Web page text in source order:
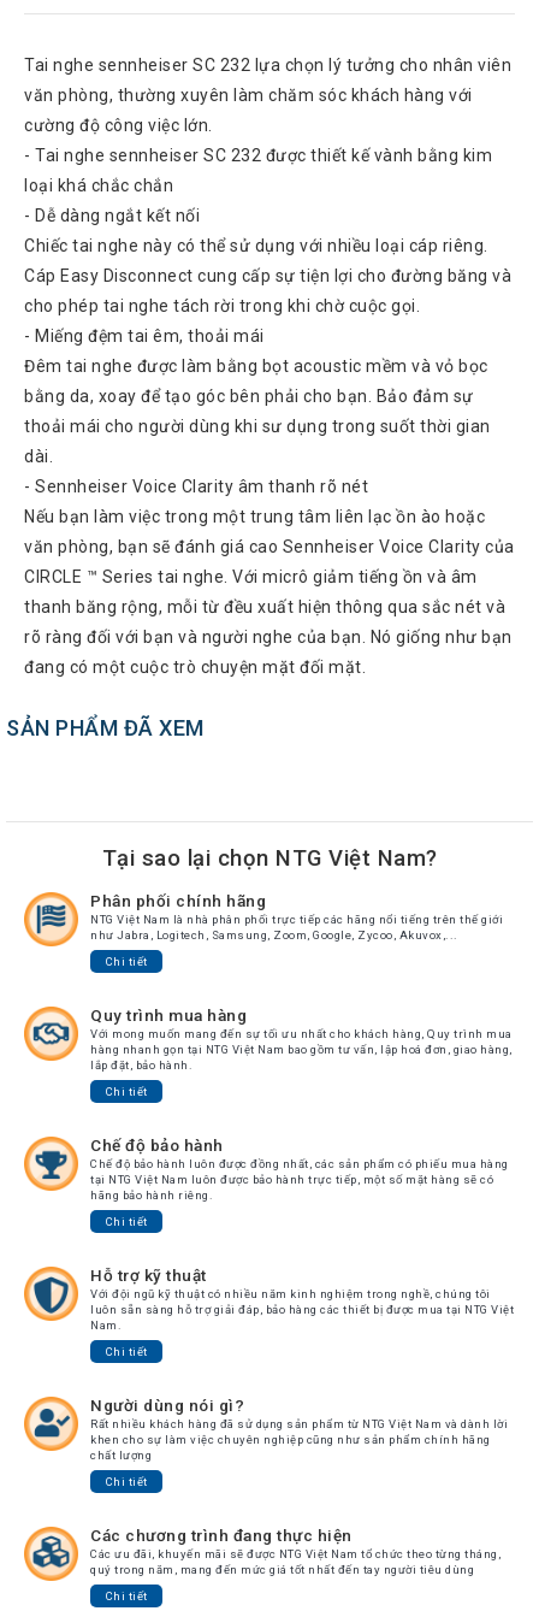
Rock
Dahua
Dinstar
Aver
Yeastar
Logitech
Plantronics
Headsets
Freemate
Headsets
Sennheiser
Headsets
Jabra
Phones
Sangoma
Polycom
AudioCodes
Grandstream
Góc
kỹ
thuật
Video
Đặt
Hàng
Thiệu
Sản
Phẩm
Chính
Sách
Tai nghe sennheiser SC 232 lựa chọn lý tưởng cho nhân viên
văn phòng, thường xuyên làm chăm sóc khách hàng với
cường độ công việc lớn.
- Tai nghe sennheiser SC 232 được thiết kế vành bằng kim
loại khá chắc chắn
- Dễ dàng ngắt kết nối
Chiếc tai nghe này có thể sử dụng với nhiều loại cáp riêng.
Cáp Easy Disconnect cung cấp sự tiện lợi cho đường băng và
cho phép tai nghe tách rời trong khi chờ cuộc gọi.
- Miếng đệm tai êm, thoải mái
Đêm tai nghe được làm bằng bọt acoustic mềm và vỏ bọc
bằng da, xoay để tạo góc bên phải cho bạn. Bảo đảm sự
thoải mái cho người dùng khi sư dụng trong suốt thời gian
dài.
- Sennheiser Voice Clarity âm thanh rõ nét
Nếu bạn làm việc trong một trung tâm liên lạc ồn ào hoặc
văn phòng, bạn sẽ đánh giá cao Sennheiser Voice Clarity của
CIRCLE ™ Series tai nghe. Với micrô giảm tiếng ồn và âm
thanh băng rộng, mỗi từ đều xuất hiện thông qua sắc nét và
rõ ràng đối với bạn và người nghe của bạn. Nó giống như bạn
đang có một cuộc trò chuyện mặt đối mặt.
SẢN PHẨM ĐÃ XEM
Tại sao lại chọn NTG Việt Nam?
Phân phối chính hãng
NTG Việt Nam là nhà phân phối trực tiếp các hãng nổi tiếng trên thế giới
như Jabra, Logitech, Samsung, Zoom, Google, Zycoo, Akuvox,...
Chi tiết
Quy trình mua hàng
Với mong muốn mang đến sự tối ưu nhất cho khách hàng, Quy trình mua
hàng nhanh gọn tại NTG Việt Nam bao gồm tư vấn, lập hoá đơn, giao hàng,
lắp đặt, bảo hành.
Chi tiết
Chế độ bảo hành
Chế độ bảo hành luôn được đồng nhất, các sản phẩm có phiếu mua hàng
tại NTG Việt Nam luôn được bảo hành trực tiếp, một số mặt hàng sẽ có
hãng bảo hành riêng.
Chi tiết
Hỗ trợ kỹ thuật
Với đội ngũ kỹ thuật có nhiều năm kinh nghiệm trong nghề, chúng tôi
luôn sẵn sàng hỗ trợ giải đáp, bảo hàng các thiết bị được mua tại NTG Việt
Nam.
Chi tiết
Người dùng nói gì?
Rất nhiều khách hàng đã sử dụng sản phẩm từ NTG Việt Nam và dành lời
khen cho sự làm việc chuyên nghiệp cũng như sản phẩm chính hãng
chất lượng
Chi tiết
Các chương trình đang thực hiện
Các ưu đãi, khuyến mãi sẽ được NTG Việt Nam tổ chức theo từng tháng,
quý trong năm, mang đến mức giá tốt nhất đến tay người tiêu dùng
Chi tiết